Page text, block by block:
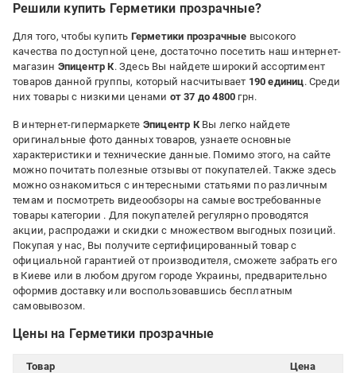
Решили купить Герметики прозрачные?
Для того, чтобы купить Герметики прозрачные высокого
качества по доступной цене, достаточно посетить наш интернет-
магазин Эпицентр К. Здесь Вы найдете широкий ассортимент
товаров данной группы, который насчитывает 190 единиц. Среди
них товары с низкими ценами от 37 до 4800 грн.
В интернет-гипермаркете Эпицентр КВы легко найдете
оригинальные фото данных товаров, узнаете основные
характеристики и технические данные. Помимо этого, на сайте
можно почитать полезные отзывы от покупателей. Также здесь
можно ознакомиться с интересными статьями по различным
темам и посмотреть видеообзоры на самые востребованные
товары категории . Для покупателей регулярно проводятся
акции, распродажи и скидки с множеством выгодных позиций.
Покупая у нас, Вы получите сертифицированный товар с
официальной гарантией от производителя, сможете забрать его
в Киеве или в любом другом городе Украины, предварительно
оформив доставку или воспользовавшись бесплатным
самовывозом.
Цены на Герметики прозрачные
Товар
Цена